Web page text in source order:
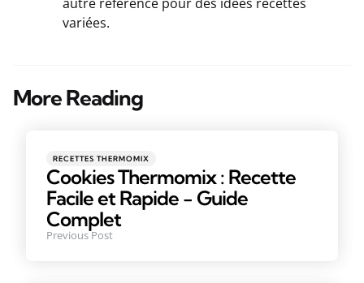
variées.
More Reading
RECETTES THERMOMIX
Cookies Thermomix : Recette
Facile et Rapide - Guide
Complet
Previous Post